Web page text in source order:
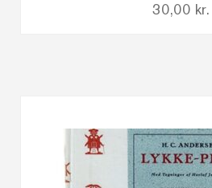
30,00 kr.